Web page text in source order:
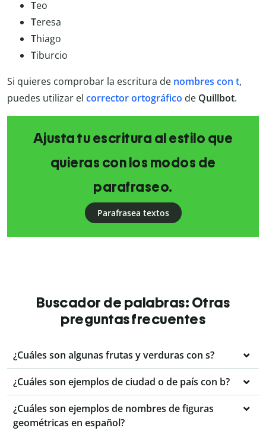
Teo
Teresa
Thiago
Tiburcio
Si quieres comprobar la escritura de nombres con t,
puedes utilizar el corrector ortográfico de Quillbot.
Ajusta tu escritura al estilo que
quieras con los modos de
parafraseo.
Parafrasea textos
Buscador de palabras: Otras
preguntas frecuentes
¿Cuáles son algunas frutas y verduras con s?
¿Cuáles son ejemplos de ciudad o de país con b?
¿Cuáles son ejemplos de nombres de figuras
geométricas en español?